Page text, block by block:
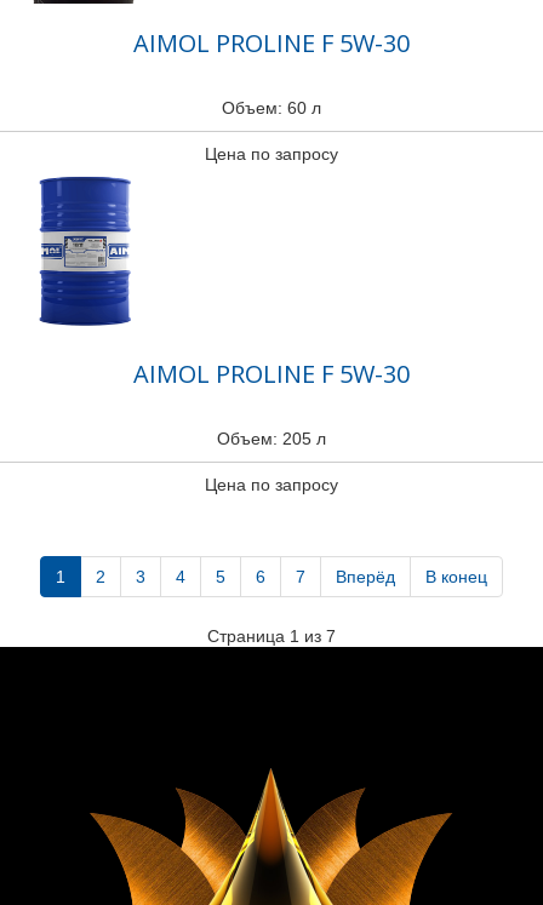
AIMOL PROLINE F 5W-30
Объем: 60 л
Цена по запросу
AIMOL PROLINE F 5W-30
Объем: 205 л
Цена по запросу
1 2 3 4 5 6 7 Вперёд В конец
Страница 1 из 7